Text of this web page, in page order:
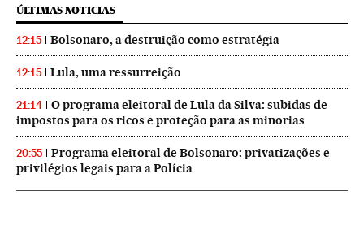
ÚLTIMAS NOTICIAS
12:15 Bolsonaro, a destruição como estratégia
12:15 Lula, uma ressurreição
21:14
O programa eleitoral de Lula da Silva: subidas de
impostos para os ricos e proteção para as minorias
20:55
Programa eleitoral de Bolsonaro: privatizações e
privilégios legais para a Polícia